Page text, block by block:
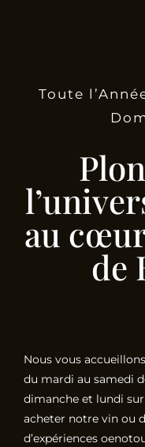
Toute
au
de
Nous vous
du mardi au samedi
dimanche et lundi
acheter notre vin ou
d’expériences